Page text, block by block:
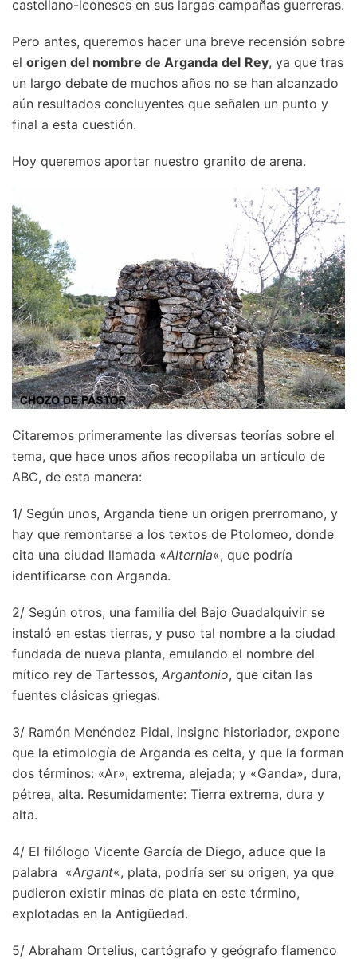
castellano-leoneses en sus largas campañas guerreras.
Pero antes, queremos hacer una breve recensión sobre
el origen del nombre de Arganda del Rey, ya que tras
un largo debate de muchos años no se han alcanzado
aún resultados concluyentes que señalen un punto y
final a esta cuestión.
Hoy queremos aportar nuestro granito de arena.
Citaremos primeramente las diversas teorías sobre el
tema, que hace unos años recopilaba un artículo de
ABC, de esta manera:
1/ Según unos, Arganda tiene un origen prerromano, y
hay que remontarse a los textos de Ptolomeo, donde
cita una ciudad llamada «Alternia«, que podría
identificarse con Arganda.
2/ Según otros, una familia del Bajo Guadalquivir se
instaló en estas tierras, y puso tal nombre a la ciudad
fundada de nueva planta, emulando el nombre del
mítico rey de Tartessos, Argantonio, que citan las
fuentes clásicas griegas.
3/ Ramón Menéndez Pidal, insigne historiador, expone
que la etimología de Arganda es celta, y que la forman
dos términos: «Ar», extrema, alejada; y «Ganda», dura,
pétrea, alta. Resumidamente: Tierra extrema, dura y
alta.
4/ El filólogo Vicente García de Diego, aduce que la
palabra «Argant«, plata, podría ser su origen, ya que
pudieron existir minas de plata en este término,
explotadas en la Antigüedad.
5/ Abraham Ortelius, cartógrafo y geógrafo flamenco